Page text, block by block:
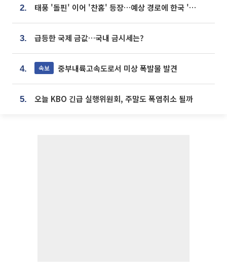
2. 태풍 '돌핀' 이어 '찬홈' 등장…예상 경로에 한국 '한숨'
3. 급등한 국제 금값…국내 금시세는?
4. 속보 중부내륙고속도로서 미상 폭발물 발견
5. 오늘 KBO 긴급 실행위원회, 주말도 폭염취소 될까